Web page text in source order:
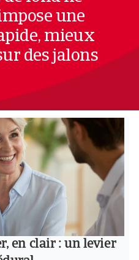
une
mieux
des jalons
en clair : un levier